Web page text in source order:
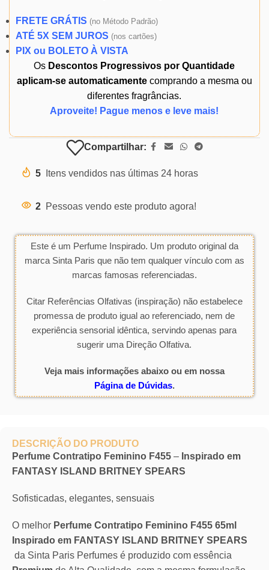
FRETE GRÁTIS (no Método Padrão)
ATÉ 5X SEM JUROS (nos cartões)
PIX ou BOLETO À VISTA
Os Descontos Progressivos por Quantidade
aplicam-se automaticamentecomprando a mesma ou
diferentes fragrâncias.
Aproveite! Pague menos e leve mais!
Compartilhar:
5 Itens vendidos nas últimas 24 horas
2 Pessoas vendo este produto agora!
Este é um Perfume Inspirado. Um produto original da
marca Sinta Paris que não tem qualquer vínculo com as
marcas famosas referenciadas.
Citar Referências Olfativas (inspiração) não estabelece
promessa de produto igual ao referenciado, nem de
experiência sensorial idêntica, servindo apenas para
sugerir uma Direção Olfativa.
Veja mais informações abaixo ou em nossa
Página de Dúvidas.
DESCRIÇÃO DO PRODUTO
Perfume Contratipo Feminino F455 – Inspirado em
FANTASY ISLAND BRITNEY SPEARS
Sofisticadas, elegantes, sensuais
O melhor Perfume Contratipo Feminino F455 65ml
Inspirado em FANTASY ISLAND BRITNEY SPEARS
da Sinta Paris Perfumes é produzido com essência